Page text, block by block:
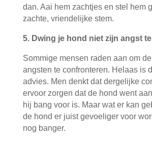
dan. Aai hem zachtjes en stel hem
zachte, vriendelijke stem.
5. Dwing je hond niet zijn angst
Sommige mensen raden aan om
angsten te confronteren. Helaas is
advies. Men denkt dat dergelijke
ervoor zorgen dat de hond went
hij bang voor is. Maar wat er kan
de hond er juist gevoeliger voor
nog banger.